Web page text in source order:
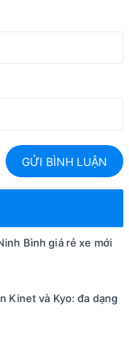
GỬI BÌNH LUẬN
Bình giá rẻ xe mới
Kinet và Kyo: đa dạng